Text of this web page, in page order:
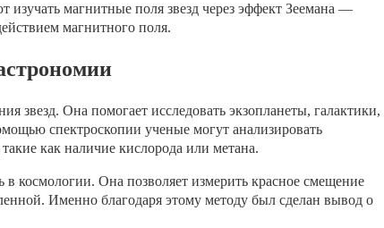
изучать магнитные поля звезд через эффект Зеемана —
магнитного поля.
звезд. Она помогает исследовать экзопланеты, галактики,
спектроскопии ученые могут анализировать
как наличие кислорода или метана.
космологии. Она позволяет измерить красное смещение
Именно благодаря этому методу был сделан вывод о